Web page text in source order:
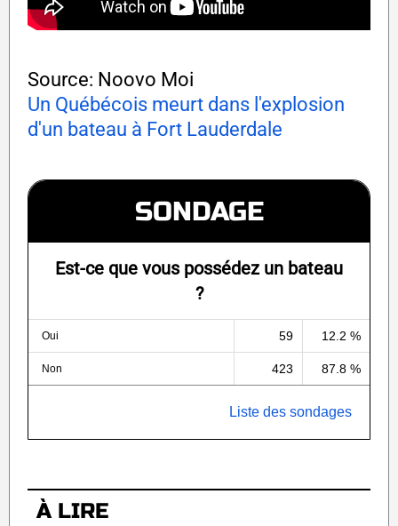
Source: Noovo Moi
Un Québécois meurt dans l'explosion
d'un bateau à Fort Lauderdale
SONDAGE
Est-ce que vous possédez un bateau
?
Oui 59 12.2 %
Non 423 87.8 %
Liste des sondages
À LIRE